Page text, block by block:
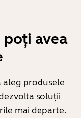
poți avea
aleg produsele
soluții
mai departe.